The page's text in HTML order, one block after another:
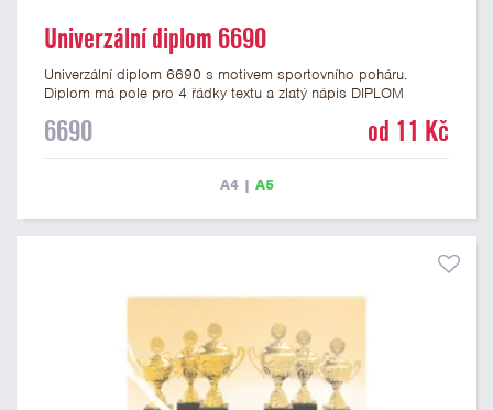
Univerzální diplom 6690
Univerzální diplom 6690 s motivem sportovního poháru.
Diplom má pole pro 4 řádky textu a zlatý nápis DIPLOM
formátu A4 a A5. Tento diplom je vhodný pro většinu událostí,
6690 od 11 Kč
A4| A5